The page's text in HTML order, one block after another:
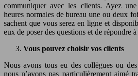
communiquer avec les clients. Ayez
heures normales de bureau une ou deux
sachent que vous serez en ligne et
eux de poser des questions et de répondre
Vous pouvez choisir vos clients
Nous avons tous eu des collègues ou
nous n’avons pas particulièrement aimé